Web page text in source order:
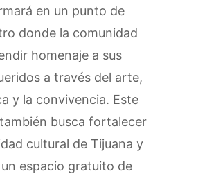
en un punto de
donde la comunidad
homenaje a sus
a través del arte,
y la convivencia. Este
busca fortalecer
cultural de Tijuana y
espacio gratuito de